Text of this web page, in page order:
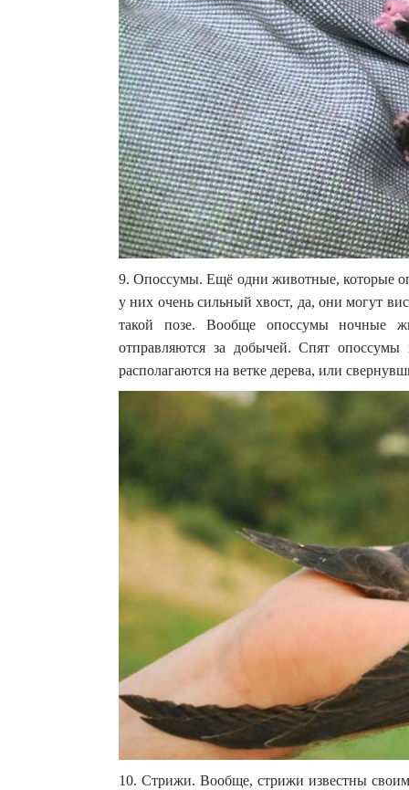
9. Опоссумы. Ещё одни животные, которые
у них очень сильный хвост, да, они могут
такой позе. Вообще опоссумы ночные
отправляются за добычей. Спят
располагаются на ветке дерева, или
10. Стрижи. Вообще, стрижи известны